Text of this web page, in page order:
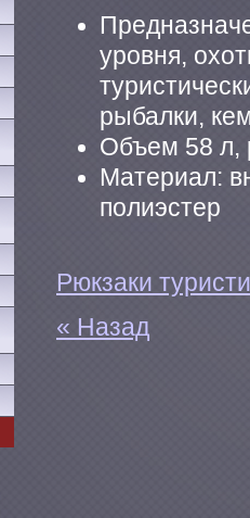
уровня,
рыбалки,
Объем 58 л,
Материал:
полиэстер
Рюкзаки
« Назад